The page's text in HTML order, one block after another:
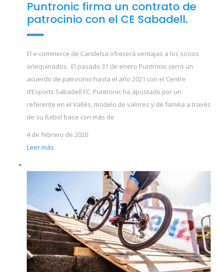
Puntronic firma un contrato de
patrocinio con el CE Sabadell.
El e-commerce de Candelsa ofrecerá ventajas a los socios
arlequinados. El pasado 31 de enero Puntronic cerró un
acuerdo de patrocinio hasta el año 2021 con el Centre
d’Esports Sabadell FC. Puntronic ha apostado por un
referente en el Vallés, modelo de valores y de familia a través
de su futbol base con más de
4 de febrero de 2020
Leer más